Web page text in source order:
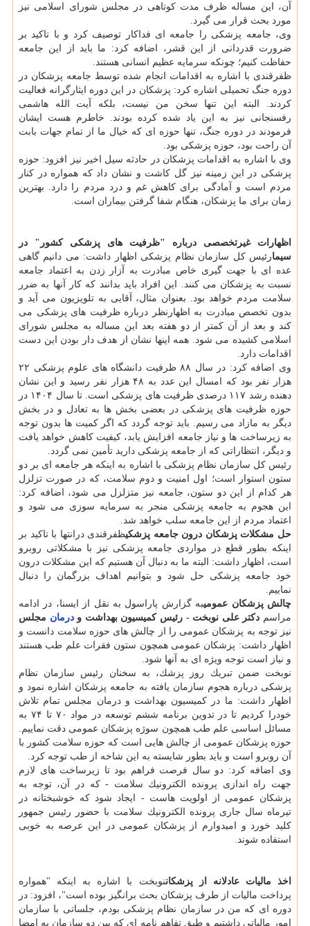
آن، این مساله ظرف مدت كوتاهی در مجلس شورای اسلامی نیز
مورد بحث قرار می گیرد.
وی، جامعه پزشكی را جامعه ای فداكار توصیف كرد و با تاكید بر
ضرورت قدردانی از این قشر، اضافه كرد: ما باید از این جامعه
حفاظت كنیم؛ چونكه سرمایه عظیم انسانی هستند.
ظفرقندی با اشاره به اقدامات انجام شده توسط جامعه پزشكان در
دوره جنگ تحمیلی اشاره كرد: پزشكان در این دوره ایثارگرانه فعالیت
كردند. البته این تنها سخن من نیست، بلكه آیت الله هاشمی
رفسنجانی نیز به این یاد شده كرده بودند. خاطرم هست ایشان
فرمودند در دوره جنگ، تنها حوزه ای كه خیال ما از تمام جهات بابت
آن راحت بود، حوزه پزشكی بود.
وی با اشاره به اقدامات پزشكان در حادثه سیل اخیر نیز افزود: حوزه
پزشكی در این زمینه نیز گل كاشت و نشان داد كه همواره در كنار
مردم است و آمادگی برای كاهش غم و درد مردم را دارد. بهترین
زمان برای ما پزشكان، هنگام شفا گرفتن بیماران است.
اظهارات غیرتخصصی درباره "ظرفیت های پزشكی كشور" در
سیمارئیس كل سازمان نظام پزشكی اظهار داشت: می دانیم گاهی
عده ای با جهت گیری خاص مبادرت به آزار زدن به اعتماد جامعه
نسبت به پزشكان می كنند. این افراد باید بدانند كه كار آنها به ضرر
سلامت مردم خواهد بود. بعنوان مثال، آقایی به تلویزیون می آید و
بدون تخصص مبادرت به اظهارنظر درباره ظرفیت های پزشكی می
كند و بعد از آن كمتر از دو هفته بعد این مساله به مجلس شورای
اسلامی كشیده می شود. همه اینها نشان از هدف دار بودن این دست
اقدامات دارد.
وی اضافه كرد: در سال ۸۸ ظرفیت دانشگاه های علوم پزشكی ۲۲
هزار نفر بود كه امسال این عدد به ۴۸ هزار نفر رسید و این نشان
دهنده رشد ۱۱۷ درصدی ظرفیت های پزشكی است. تا سال ۱۴۰۴ در
حوزه ظرفیت های پزشكی در بعضی بخش ها به تعادل و در بخش
دیگر به مازاد می رسیم. باید توجه گردد كه اگر كمیت ها بدون توجه
به زیرساخت ها و نیاز جامعه افزایش یابد، كیفیت كاهش خواهد یافت
و دیگر، انتظاراتی كه از جامعه پزشكی دارید تأمین نمی گردد.
رئیس كل سازمان نظام پزشكی با اشاره به اینكه هر جامعه ای بر دو
ستون استوار است؛ اول امنیت و دوم سلامت، كه در صورت تزلزل
هر كدام از این دو ستون، جامعه نیز متزلزل می شود، اضافه كرد:
این هجوم به جامعه پزشكی منجر به سرمایه سوزی می شود و
اعتماد مردم از این جامعه سلب خواهد شد.
حل مشكلات پزشكان درون جامعه پزشكیظفرقندی درانتها با تاكید بر
اینكه بطور قطع در مواردی جامعه پزشكی نیز با مشكلاتی روبرو
است، اظهار داشت: البته ما به دنبال آن هستیم كه این مشكلات درون
خود جامعه پزشكی حل شود و بتوانیم اهداف بزرگمان را دنبال
نماییم.
چالش پزشكان عمومیبه گزارش پاراسول به نقل از ایسنا، در ادامه
مراسم دكتر علی نوبخت - رئیس كمیسیون بهداشت ودرمان مجلس
نیز توجه به پزشكان عمومی را از چالش های حوزه سلامت دانست و
اظهار داشت: پزشكان عمومی همچون ستون فقرات علم طب هستند
و نیاز است توجه ویژه ای به آنها شود.
نوبخت ضمن تبریك روز پزشك، به سخنان رئیس سازمان نظام
پزشكی درباره هجوم سازمان یافته به جامعه پزشكان اشاره نمود و
اظهار داشت: ما در كمیسیون بهداشت و درمان مجلس تمام تلاش
خودرا كردیم تا در تدوین برنامه ششم توسعه در مواد ۷۰ تا ۷۴ به
مسائل اساسی علم طب همچون سوژه پزشكان عمومی دقت نماییم.
حوزه پزشكان عمومی از چالش هایی است كه حوزه سلامت كشور با
آن روبرو است و باید بطور شایسته به این شاخه از طب توجه كرد.
وی اضافه كرد: دو سال فرصت فراهم بود تا زیرساخت های لازم
جهت راه اندازی پرونده الكترونیك سلامت - كه در آن، توجه به
پزشكان عمومی از اولویت هاست - ایجاد شود كه خوشبختانه در
تیرماه سال جاری پرونده الكترونیك سلامت با حضور رئیس جمهور
كلید خورد و امیدوارم از پزشكان عمومی در این عرصه به خوبی
استفاده شوند.
اخذ مالیات عادلانه از پزشكاننوبخت با اشاره به اینكه "همواره
پرداخت مالیات از طرف پزشكان بحث برانگیز بوده است"، افزود: در
دوره ای كه من در سازمان نظام پزشكی بودم، جلساتی با سازمان
امور مالیاتی داشتیم و طبق تفاهم نامه ای كه بین دو سازمان به امضا